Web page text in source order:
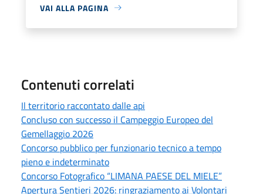
VAI ALLA PAGINA
Contenuti correlati
Il territorio raccontato dalle api
Concluso con successo il Campeggio Europeo del
Gemellaggio 2026
Concorso pubblico per funzionario tecnico a tempo
pieno e indeterminato
Concorso Fotografico “LIMANA PAESE DEL MIELE”
Apertura Sentieri 2026: ringraziamento ai Volontari